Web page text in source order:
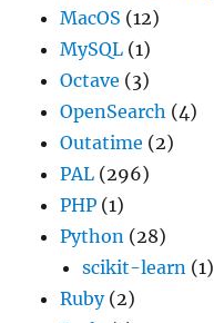
MacOS (12)
MySQL (1)
Octave (3)
OpenSearch (4)
Outatime (2)
PAL (296)
PHP (1)
Python (28)
scikit-learn (1)
Ruby(2)